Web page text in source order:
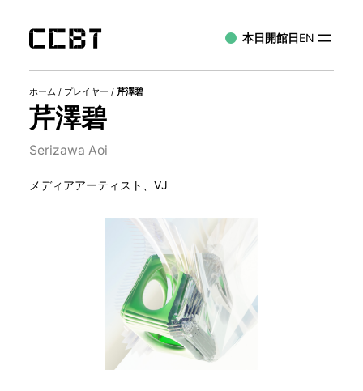
本日開館日EN
ホーム / プレイヤー / 芹澤碧
芹澤碧
Serizawa Aoi
メディアアーティスト、VJ